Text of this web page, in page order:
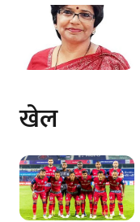
खेल